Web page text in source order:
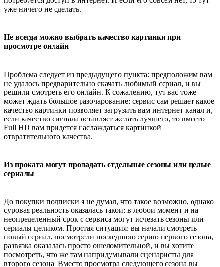
уже ничего не сделать.
Не всегда можно выбрать качество картинки при
просмотре онлайн
Проблема следует из предыдущего пункта: предположим вам
не удалось предварительно скачать любимый сериал, и вы
решили смотреть его онлайн. К сожалению, тут вас тоже
может ждать большое разочарование: сервис сам решает какое
качество картинки позволяет загрузить вам интернет канал и,
если качество сигнала оставляет желать лучшего, то вместо
Full HD вам придется наслаждаться картинкой
отвратительного качества.
Из проката могут пропадать отдельные сезоны или целые
сериалы
До покупки подписки я не думал, что такое возможно, однако
суровая реальность оказалась такой: в любой момент и на
неопределенный срок с сервиса могут исчезать сезоны или
сериалы целиком. Простая ситуация: вы начали смотреть
новый сериал, посмотрели последнюю серию первого сезона,
развязка оказалась просто ошеломительной, и вы хотите
посмотреть, что же там напридумывали сценаристы для
второго сезона. Вместо просмотра следующего сезона вы